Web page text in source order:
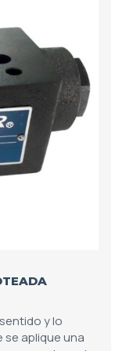
y lo
se aplique una